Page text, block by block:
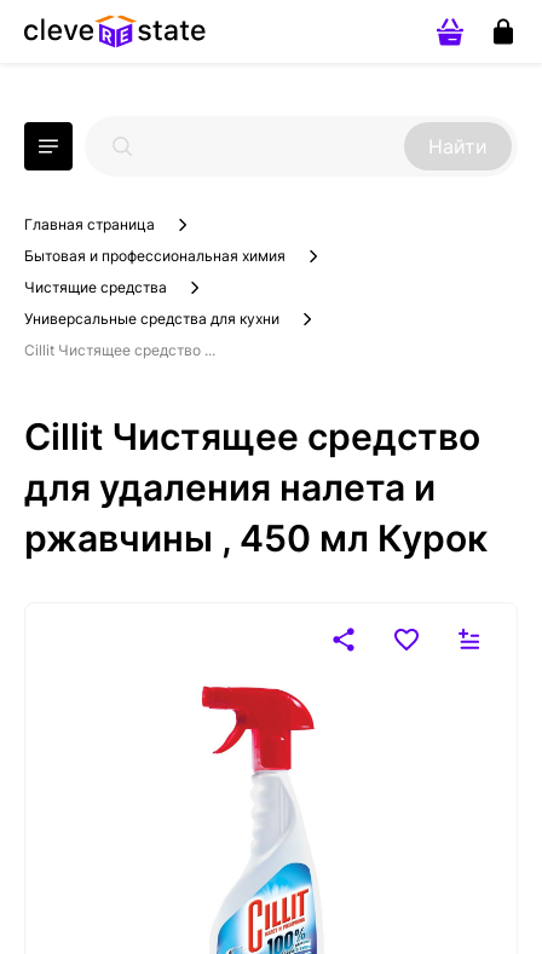
Найти
Главная страница
Бытовая и профессиональная химия
Чистящие средства
Универсальные средства для кухни
Cillit Чистящее средство ...
Cillit Чистящее средство
для удаления налета и
ржавчины , 450 мл Курок